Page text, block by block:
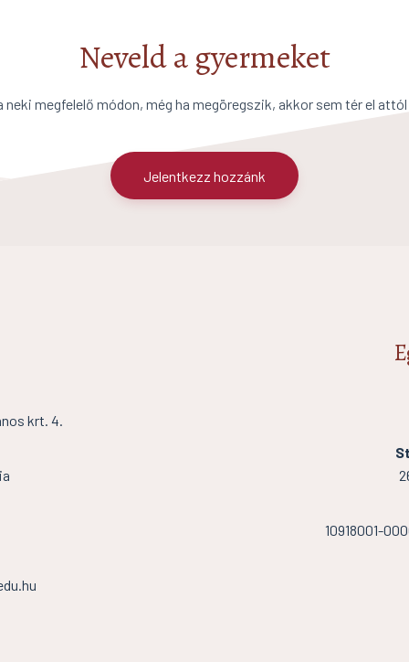
Neveld a gyermeket
neki megfelelő módon, még ha megöregszik, akkor sem tér el
Jelentkezz hozzánk
krt. 4.
10918001-